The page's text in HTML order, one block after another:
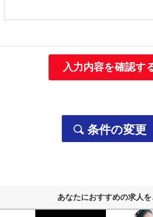
当社は取得する個人情報を以下に示す目的
・ご要望いただいた資料の送付などに
採用応募者の個人情報
・法律で特定された「社会保険手続
条件の変更
あなたにおすすめの求人